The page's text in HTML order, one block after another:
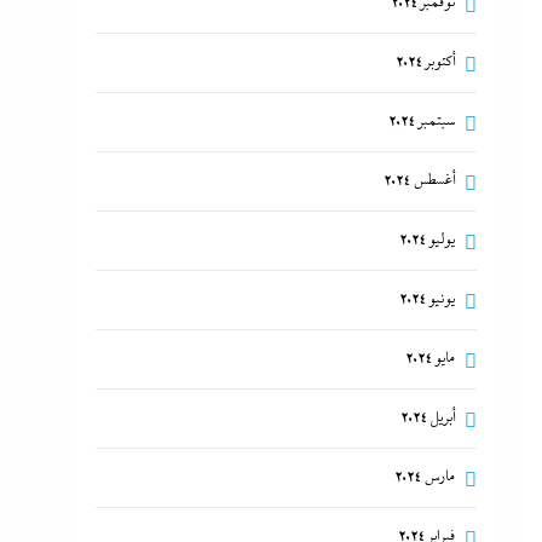
أكتوبر 2024
سبتمبر 2024
أغسطس 2024
يوليو 2024
يونيو 2024
مايو 2024
أبريل 2024
مارس 2024
فبراير 2024